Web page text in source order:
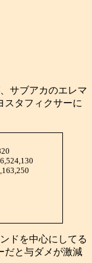
サブアカのエレマ
スタフィクサーに
ドを中心にしてる
だと与ダメが激減